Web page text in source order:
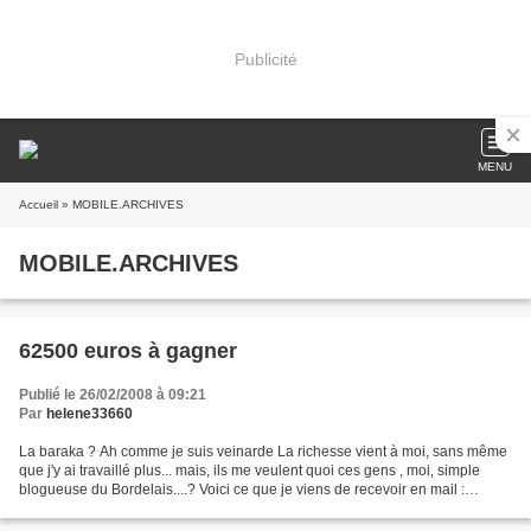
Publicité
MENU
Accueil » MOBILE.ARCHIVES
MOBILE.ARCHIVES
62500 euros à gagner
Publié le 26/02/2008 à 09:21
Par helene33660
La baraka ? Ah comme je suis veinarde La richesse vient à moi, sans même
que j'y ai travaillé plus... mais, ils me veulent quoi ces gens , moi, simple
blogueuse du Bordelais....? Voici ce que je viens de recevoir en mail :